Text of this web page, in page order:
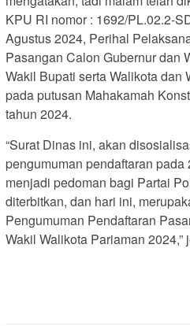
KPU RI nomor : 1692/PL.02.2-
Agustus 2024, Perihal
Pasangan Calon Gubernur dan
Wakil Bupati serta Walikota dan
pada putusan Mahakamah
tahun 2024.
“Surat Dinas ini, akan
pengumuman pendaftaran
menjadi pedoman bagi Partai
diterbitkan, dan hari ini,
Pengumuman Pendaftaran
Wakil Walikota Pariaman 2024,”